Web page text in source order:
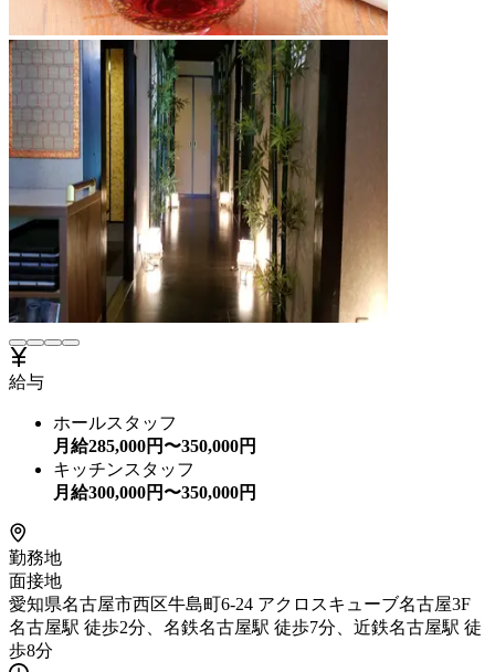
給与
ホールスタッフ
月給285,000円〜350,000円
キッチンスタッフ
月給300,000円〜350,000円
勤務地
面接地
愛知県名古屋市西区牛島町6-24 アクロスキューブ名古屋3F
名古屋駅 徒歩2分、名鉄名古屋駅 徒歩7分、近鉄名古屋駅 徒
歩8分